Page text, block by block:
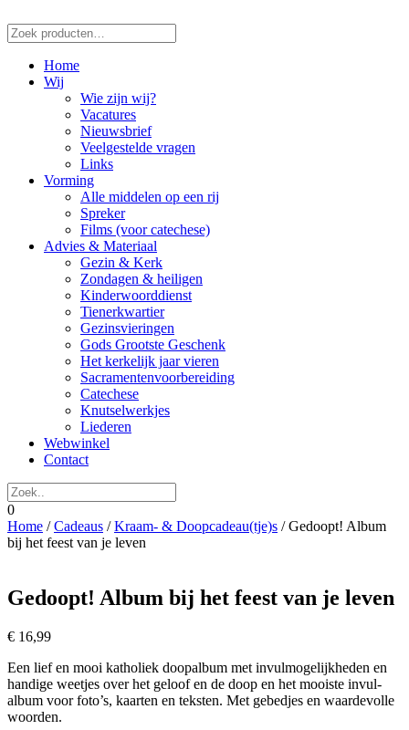
Zoeken
naar:
Home
Wij
Wie zijn wij?
Vacatures
Nieuwsbrief
Veelgestelde vragen
Links
Vorming
Alle middelen op een rij
Spreker
Films (voor catechese)
Advies & Materiaal
Gezin & Kerk
Zondagen & heiligen
Kinderwoorddienst
Tienerkwartier
Gezinsvieringen
Gods Grootste Geschenk
Het kerkelijk jaar vieren
Sacramentenvoorbereiding
Catechese
Knutselwerkjes
Liederen
Webwinkel
Contact
0
Home /Cadeaus /Kraam- & Doopcadeau(tje)s / Gedoopt! Album
bij het feest van je leven
Gedoopt! Album bij het feest van je leven
€ 16,99
Een lief en mooi katholiek doopalbum met invulmogelijkheden en
handige weetjes over het geloof en de doop en het mooiste invul-
album voor foto’s, kaarten en teksten. Met gebedjes en waardevolle
woorden.